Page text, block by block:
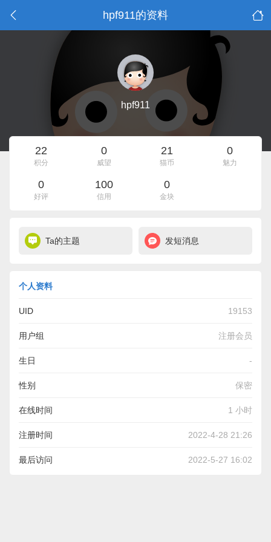
hpf911的资料
hpf911
22
积分
0
威望
21
猫币
0
魅力
0
好评
100
信用
0
金块
Ta的主题 发短消息
个人资料
UID 19153
用户组 注册会员
生日 -
性别 保密
在线时间 1 小时
注册时间 2022-4-28 21:26
最后访问 2022-5-27 16:02